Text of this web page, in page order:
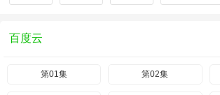
百度云
第01集 第02集